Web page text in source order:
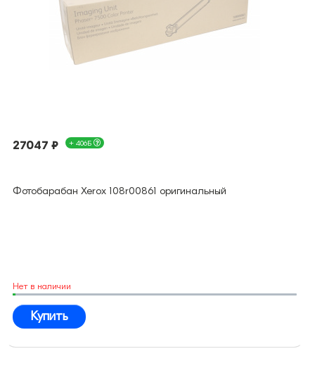
27047 ₽ + 406Б
Фотобарабан Xerox 108r00861 оригинальный
Нет в наличии
Купить